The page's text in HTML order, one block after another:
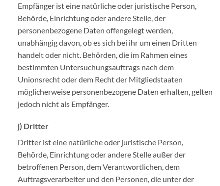
Empfänger ist eine natürliche oder juristische Person,
Behörde, Einrichtung oder andere Stelle, der
personenbezogene Daten offengelegt werden,
unabhängig davon, ob es sich bei ihr um einen Dritten
handelt oder nicht. Behörden, die im Rahmen eines
bestimmten Untersuchungsauftrags nach dem
Unionsrecht oder dem Recht der Mitgliedstaaten
möglicherweise personenbezogene Daten erhalten, gelten
jedoch nicht als Empfänger.
j) Dritter
Dritter ist eine natürliche oder juristische Person,
Behörde, Einrichtung oder andere Stelle außer der
betroffenen Person, dem Verantwortlichen, dem
Auftragsverarbeiter und den Personen, die unter der